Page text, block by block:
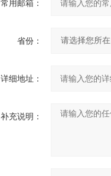
常用邮箱：
省份：
详细地址：
补充说明：